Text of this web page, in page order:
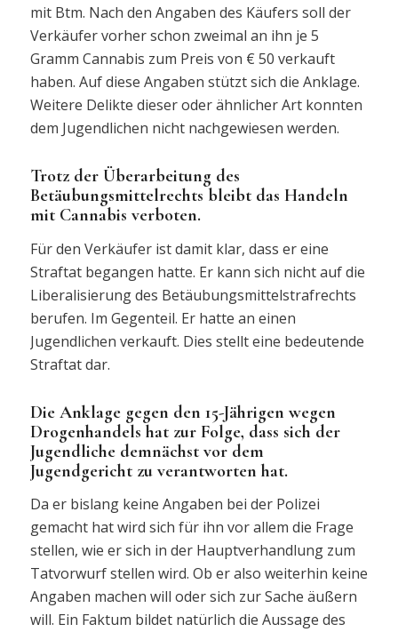
mit Btm. Nach den Angaben des Käufers soll der
Verkäufer vorher schon zweimal an ihn je 5
Gramm Cannabis zum Preis von € 50 verkauft
haben. Auf diese Angaben stützt sich die Anklage.
Weitere Delikte dieser oder ähnlicher Art konnten
dem Jugendlichen nicht nachgewiesen werden.
Trotz der Überarbeitung des
Betäubungsmittelrechts bleibt das Handeln
mit Cannabis verboten.
Für den Verkäufer ist damit klar, dass er eine
Straftat begangen hatte. Er kann sich nicht auf die
Liberalisierung des Betäubungsmittelstrafrechts
berufen. Im Gegenteil. Er hatte an einen
Jugendlichen verkauft. Dies stellt eine bedeutende
Straftat dar.
Die Anklage gegen den 15-Jährigen wegen
Drogenhandels hat zur Folge, dass sich der
Jugendliche demnächst vor dem
Jugendgericht zu verantworten hat.
Da er bislang keine Angaben bei der Polizei
gemacht hat wird sich für ihn vor allem die Frage
stellen, wie er sich in der Hauptverhandlung zum
Tatvorwurf stellen wird. Ob er also weiterhin keine
Angaben machen will oder sich zur Sache äußern
will. Ein Faktum bildet natürlich die Aussage des